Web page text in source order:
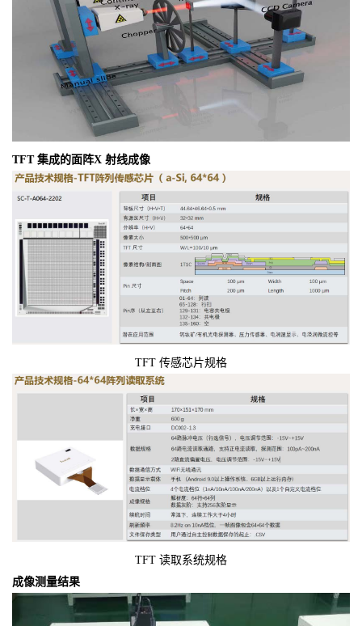
TFT 集成的面阵X 射线成像
TFT 传感芯片规格
TFT 读取系统规格
成像测量结果